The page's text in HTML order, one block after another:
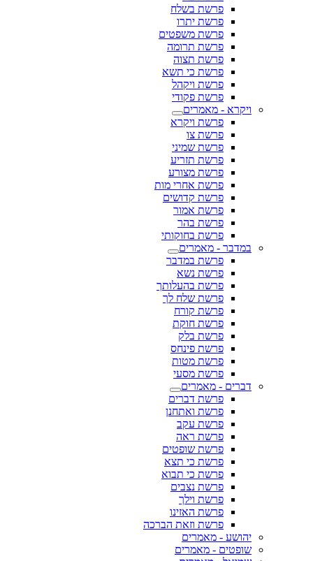
פרשת בשלח
פרשת יתרו
פרשת משפטים
פרשת תרומה
פרשת תצוה
פרשת כי תשא
פרשת ויקהל
פרשת פקודי
ויקרא - מאמרים
פרשת ויקרא
פרשת צו
פרשת שמיני
פרשת תזריע
פרשת מצורע
פרשת אחרי מות
פרשת קדושים
פרשת אמור
פרשת בהר
פרשת בחוקותי
במדבר - מאמרים
פרשת במדבר
פרשת נשא
פרשת בהעלותך
פרשת שלח לך
פרשת קורח
פרשת חוקת
פרשת בלק
פרשת פינחס
פרשת מטות
פרשת מסעי
דברים - מאמרים
פרשת דברים
פרשת ואתחנן
פרשת עקב
פרשת ראה
פרשת שופטים
פרשת כי תצא
פרשת כי תבוא
פרשת נצבים
פרשת וילך
פרשת האזינו
פרשת וזאת הברכה
יהושע - מאמרים
שופטים - מאמרים